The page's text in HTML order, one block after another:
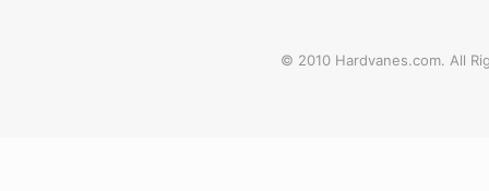
© 2010 Hardvanes.com. All